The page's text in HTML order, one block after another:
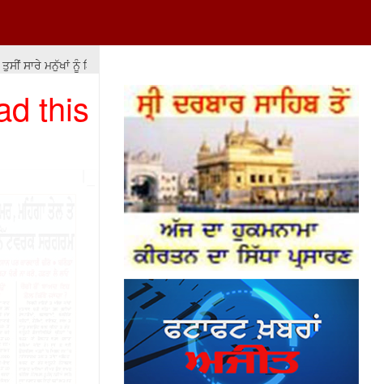
ਸਾਰੇ ਮਨੁੱਖਾਂ ਨੂੰ ਇਕ ਬਰਾਬਰ ਨਹੀਂ ਕਰ ਸਕਦੇ ਪਰ ਉਨ੍ਹਾਂ ਨੂੰ ਬਰਾਬਰੀ ਦੇ ਮੌਕੇ ਤਾਂ ਮੁਹੱਈਆ
this